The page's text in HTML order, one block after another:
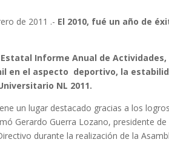
de 2011 .- El 2010, fué un año de
Informe Anual de
en el aspecto deportivo, la
NL 2011.
un lugar destacado gracias a los
Gerardo Guerra Lozano, presidente
durante la realización de la